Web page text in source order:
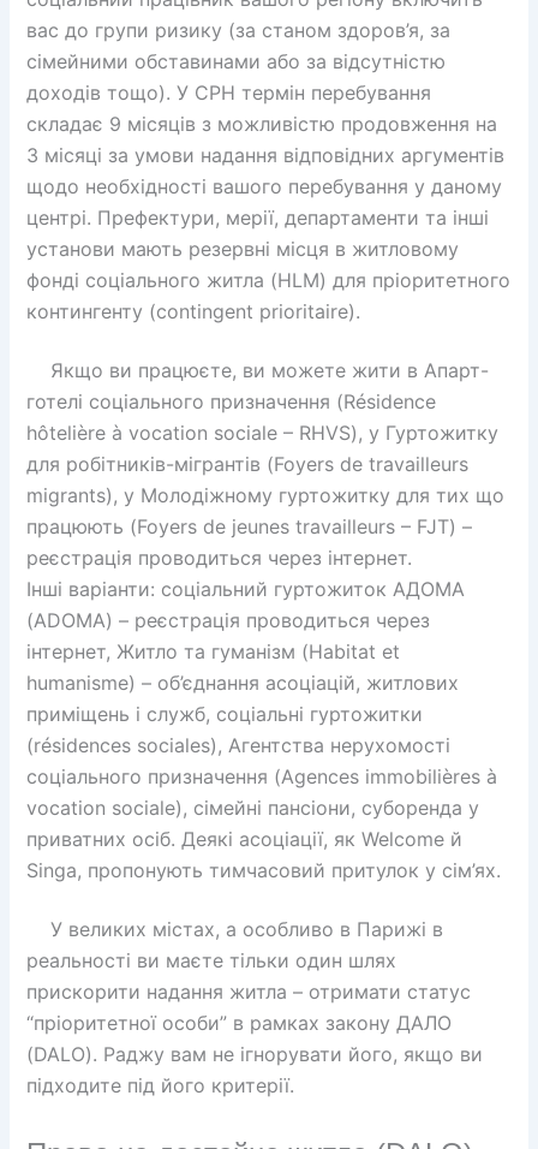
вас до групи ризику (за станом здоров’я, за
сімейними обставинами або за відсутністю
доходів тощо). У CPH термін перебування
складає 9 місяців з можливістю продовження на
3 місяці за умови надання відповідних аргументів
щодо необхідності вашого перебування у даному
центрі. Префектури, мерії, департаменти та інші
установи мають резервні місця в житловому
фонді соціального житла (HLM) для пріоритетного
контингенту (contingent prioritaire).
Якщо ви працюєте, ви можете жити в Апарт-
готелі соціального призначення (Résidence
hôtelière à vocation sociale – RHVS), у Гуртожитку
для робітників-мігрантів (Foyers de travailleurs
migrants), у Молодіжному гуртожитку для тих що
працюють (Foyers de jeunes travailleurs – FJT) –
реєстрація проводиться через інтернет.
Інші варіанти: соціальний гуртожиток АДОМА
(ADOMA) – реєстрація проводиться через
інтернет, Житло та гуманізм (Habitat et
humanisme) – об’єднання асоціацій, житлових
приміщень і служб, соціальні гуртожитки
(résidences sociales), Агентства нерухомості
соціального призначення (Agences immobilières à
vocation sociale), сімейні пансіони, суборенда у
приватних осіб. Деякі асоціації, як Welcome й
Singa, пропонують тимчасовий притулок у сім’ях.
У великих містах, а особливо в Парижі в
реальності ви маєте тільки один шлях
прискорити надання житла – отримати статус
“пріоритетної особи” в рамках закону ДАЛО
(DALO). Раджу вам не ігнорувати його, якщо ви
підходите під його критерії.